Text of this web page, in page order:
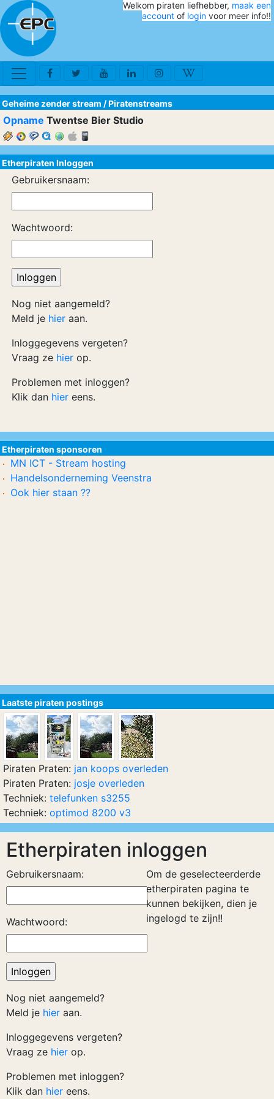
Welkom piraten liefhebber, maak een
account of login voor meer info!!
Etherpiraten inloggen
Gebruikersnaam:
Wachtwoord:
Nog niet aangemeld?
Meld je hier aan.
Inloggegevens vergeten?
Vraag ze hier op.
Problemen met inloggen?
Klik dan hier eens.
Om de geselecteerderde
etherpiraten pagina te
kunnen bekijken, dien je
ingelogd te zijn!!
Geheime zender stream /Piratenstreams
Opname Twentse Bier Studio
Etherpiraten Inloggen
Gebruikersnaam:
Wachtwoord:
Nog niet aangemeld?
Meld je hier aan.
Inloggegevens vergeten?
Vraag ze hier op.
Problemen met inloggen?
Klik dan hier eens.
Etherpiraten sponsoren
MN ICT - Stream hosting
Handelsonderneming Veenstra
Ook hier staan ??
Laatste piraten postings
Piraten Praten: jan koops overleden
Piraten Praten: josje overleden
Techniek: telefunken s3255
Techniek: optimod 8200 v3